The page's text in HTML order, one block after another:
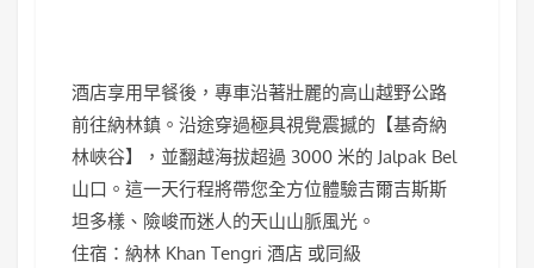
酒店享用早餐後，專車沿著壯麗的高山越野公路
前往納林鎮。沿途穿過極具視覺震撼的【基奇納
林峽谷】，並翻越海拔超過 3000 米的 Jalpak Bel
山口。這一天行程將帶您全方位體驗吉爾吉斯斯
坦多樣、險峻而迷人的天山山脈風光。
住宿：納林 Khan Tengri 酒店 或同級